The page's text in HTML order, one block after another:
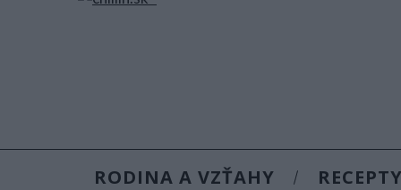
RODINA A VZŤAHY RECEPTY